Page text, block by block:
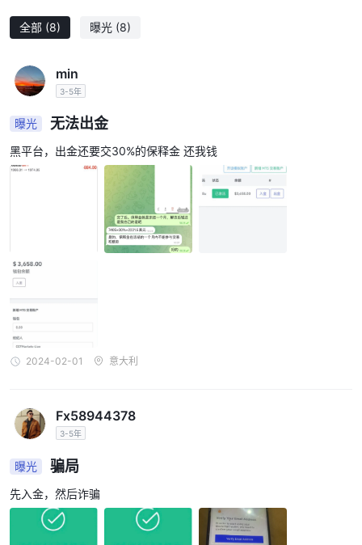
CCF Markets
不收取任何交易佣金。
人根据市场条件和具体交易的金融工具可能会提供不同的差价。
通过不收取佣金，CCF Markets可能会将成本和潜在收入纳入交易
平台上提供的点差中。这意味着客户可以在不产生额外费用的情况下
进行交易，而不被特定标记为佣金。
以下是不同经纪人收取的点差和佣金的比较表：
注意：此表中的信息可能会有所变动，建议随时查看经纪人官方网站
CCF Markets为其客户提供热门交易平台
5）
MT5提供了广泛的图表和技术分析工具。交易者可以利用多个时间
框架、自定义指标和绘图工具来分析市场趋势，确定潜在的入场和出
场点，并做出明智的交易决策。该平台还支持使用被称为专家顾问
板电脑访问他们的账户并进行交易。这种移动交易能力确保交易者即
使离开他们的台式电脑，也不会错过市场机会。
查看下面的交易平台比较表：
交易工具
CCF Markets为其客户提供一系列交易工具，以提升交易体验。
这些工具包括经济日历、假日日历和市场新闻。
全部 (8) 曝光 (8)
min
3-5年
曝光 无法出金
黑平台，出金还要交30%的保释金 还我钱
2024-02-01 意大利
Fx58944378
3-5年
曝光 骗局
先入金，然后诈骗